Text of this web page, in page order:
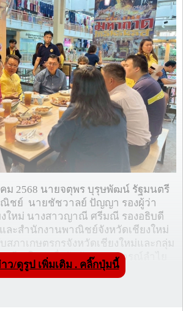
ม 2568 นายจตุพร บุรุษพัฒน์ รัฐมนตรี
ณิชย์ นายชัชวาลย์ ปัญญา รองผู้ว่า
งใหม่ นางสาวญาณี ศรีมณี รองอธิบดี
ละสำนักงานพาณิชย์จังหวัดเชียงใหม่
สภาเกษตรกรจังหวัดเชียงใหม่และกลุ่ม
เชียงใหม่ เพื่อรับฟังสถานการณ์ลำไย
งนี้
ว/ดูรูป เพิ่มเติม . คลิ๊กปุ่มนี้